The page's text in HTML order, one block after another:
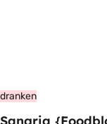
dranken
Sangria